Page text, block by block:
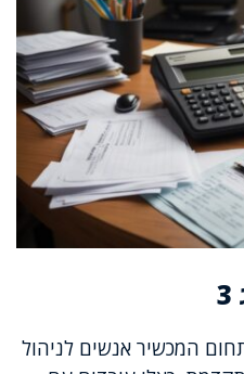
סוג 3 היא תחום המכשיר אנשים לניהול